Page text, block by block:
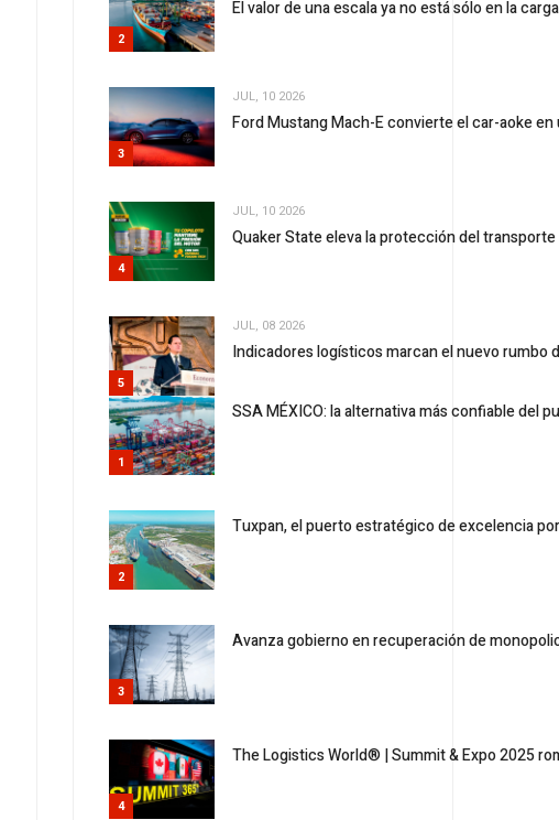
2
El valor de una escala ya no está sólo en la carga
3
JUL, 10 2026
Ford Mustang Mach-E convierte el car-aoke
4
JUL, 10 2026
Quaker State eleva la protección del
5
JUL, 08 2026
Indicadores logísticos marcan el nuevo rumbo
1
SSA MÉXICO: la alternativa más confiable del
2
Tuxpan, el puerto estratégico de excelencia
3
Avanza gobierno en recuperación de
4
The Logistics World® | Summit & Expo 2025